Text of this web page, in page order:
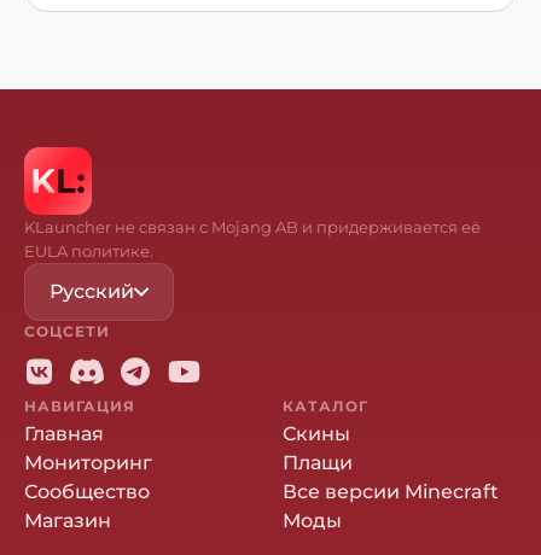
KLauncher не связан с Mojang AB и придерживается её
EULA политике.
Русский
СОЦСЕТИ
НАВИГАЦИЯ
Главная
Мониторинг
Сообщество
Магазин
КАТАЛОГ
Скины
Плащи
Все версии Minecraft
Моды